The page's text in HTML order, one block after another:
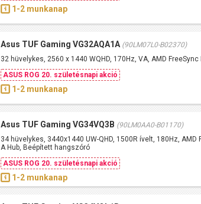
1-2 munkanap
Asus TUF Gaming VG32AQA1A (90LM07L0-B02370)
32 hüvelykes, 2560 x 1440 WQHD, 170Hz, VA, AMD
ASUS ROG 20. születésnapi akció
1-2 munkanap
Asus TUF Gaming VG34VQ3B (90LM0AA0-B01170)
34 hüvelykes, 3440x1440 UW-QHD, 1500R ívelt, 180Hz,
A Hub, Beépített hangszóró
ASUS ROG 20. születésnapi akció
1-2 munkanap